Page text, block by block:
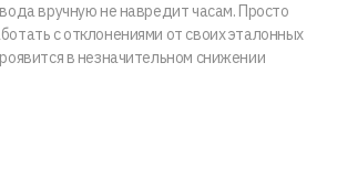
вручную не навредит часам. Просто
с отклонениями от своих эталонных
в незначительном снижении